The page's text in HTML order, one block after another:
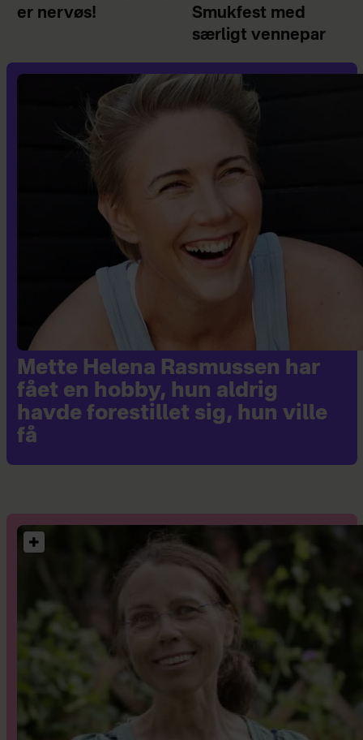
er nervøs!
Smukfest med
særligt vennepar
Mette Helena Rasmussen har
fået en hobby, hun aldrig
havde forestillet sig, hun ville
få